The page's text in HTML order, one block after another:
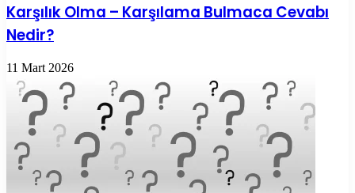
Karşılık Olma – Karşılama Bulmaca Cevabı
Nedir?
11 Mart 2026